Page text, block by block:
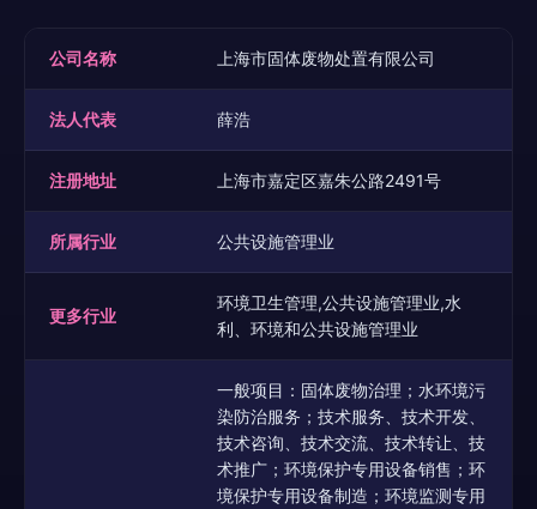
公司名称 上海市固体废物处置有限公司
法人代表 薛浩
注册地址 上海市嘉定区嘉朱公路2491号
所属行业 公共设施管理业
更多行业
环境卫生管理,公共设施管理业,水
利、环境和公共设施管理业
一般项目：固体废物治理；水环境污
染防治服务；技术服务、技术开发、
技术咨询、技术交流、技术转让、技
术推广；环境保护专用设备销售；环
境保护专用设备制造；环境监测专用